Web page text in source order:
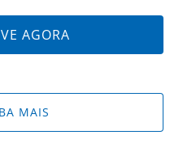
AGORA
MAIS